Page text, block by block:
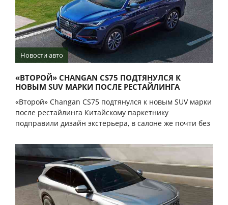
Новости авто
«ВТОРОЙ» CHANGAN CS75 ПОДТЯНУЛСЯ К
НОВЫМ SUV МАРКИ ПОСЛЕ РЕСТАЙЛИНГА
«Второй» Changan CS75 подтянулся к новым SUV марки
после рестайлинга Китайскому паркетнику
подправили дизайн экстерьера, в салоне же почти без